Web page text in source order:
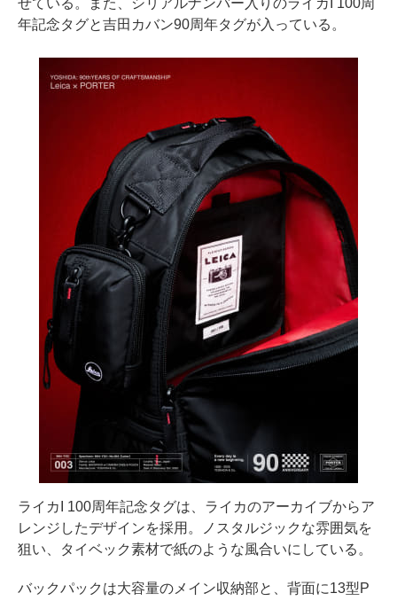
せている。また、シリアルナンバー入りのライカI 100周
年記念タグと吉田カバン90周年タグが入っている。
ライカI 100周年記念タグは、ライカのアーカイブからア
レンジしたデザインを採用。ノスタルジックな雰囲気を
狙い、タイベック素材で紙のような風合いにしている。
バックパックは大容量のメイン収納部と、背面に13型P